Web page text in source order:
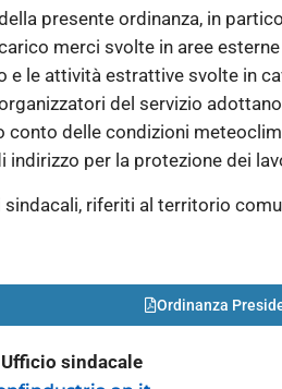
presente ordinanza, in
merci svolte in aree
e le attività estrattive svolte in
del servizio
conto delle condizioni
indirizzo per la protezione dei
riferiti al territorio
Ordinanza
Ufficio sindacale